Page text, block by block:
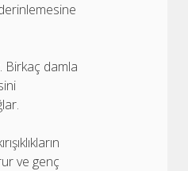
Birkaç damla
ve genç